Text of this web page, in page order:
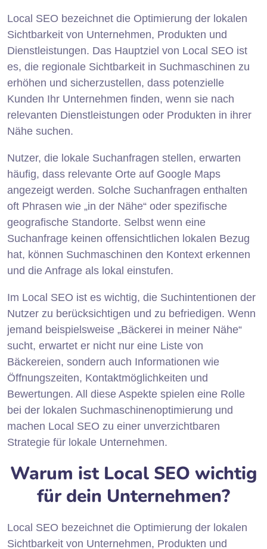
Local SEO bezeichnet die Optimierung der lokalen
Sichtbarkeit von Unternehmen, Produkten und
Dienstleistungen. Das Hauptziel von Local SEO ist
es, die regionale Sichtbarkeit in Suchmaschinen zu
erhöhen und sicherzustellen, dass potenzielle
Kunden Ihr Unternehmen finden, wenn sie nach
relevanten Dienstleistungen oder Produkten in ihrer
Nähe suchen.
Nutzer, die lokale Suchanfragen stellen, erwarten
häufig, dass relevante Orte auf Google Maps
angezeigt werden. Solche Suchanfragen enthalten
oft Phrasen wie „in der Nähe“ oder spezifische
geografische Standorte. Selbst wenn eine
Suchanfrage keinen offensichtlichen lokalen Bezug
hat, können Suchmaschinen den Kontext erkennen
und die Anfrage als lokal einstufen.
Im Local SEO ist es wichtig, die Suchintentionen der
Nutzer zu berücksichtigen und zu befriedigen. Wenn
jemand beispielsweise „Bäckerei in meiner Nähe“
sucht, erwartet er nicht nur eine Liste von
Bäckereien, sondern auch Informationen wie
Öffnungszeiten, Kontaktmöglichkeiten und
Bewertungen. All diese Aspekte spielen eine Rolle
bei der lokalen Suchmaschinenoptimierung und
machen Local SEO zu einer unverzichtbaren
Strategie für lokale Unternehmen.
Warum ist Local SEO wichtig
für dein Unternehmen?
Local SEO bezeichnet die Optimierung der lokalen
Sichtbarkeit von Unternehmen, Produkten und